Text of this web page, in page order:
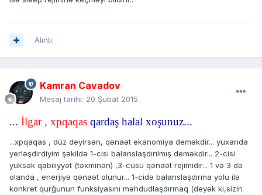
Alıntı
Kamran Cavadov
Mesaj tarihi: 20 Şubat 2015
... İlgar , xpqaqas qardaş halal xoşunuz...
...xpqaqas , düz deyirsən, qənaət ekanomiya deməkdir... yuxarıda
yerləşdirdiyim şəkildə 1-cisi balanslaşdırılmış deməkdir... 2-cisi
yüksək qabiliyyət (təxminən) ,3-cüsü qənaət rejimidir... 1 və 3 də
olanda , enerjiyə qənaət olunur... 1-cidə balanslaşdırma yolu ilə
konkret qurğunun funksiyasını məhdudlaşdırmaq (deyək ki,sizin